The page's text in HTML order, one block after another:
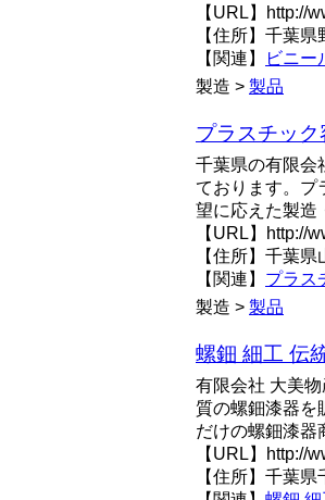
【URL】http://
【住所】千葉県
【関連】
ビニー
製造 > 製品
プラスチッ
千葉県の有限会
ております。プ
望に応えた製造
【URL】http://
【住所】千葉
【関連】 プラス
製造 > 製品
螺鈿 細工 伝
有限会社 大美
質の螺鈿漆器を
だけの螺鈿漆器
【URL】http://
【住所】千葉